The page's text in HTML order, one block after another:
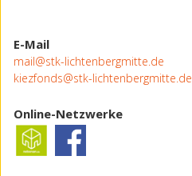
E-Mail
mail@stk-lichtenbergmitte.de
kiezfonds@stk-lichtenbergmitte.de
Online-Netzwerke